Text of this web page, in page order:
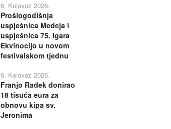
6. Kolovoz 2026.
Prošlogodišnja
uspješnica Medeja i
uspješnica 75. Igara
Ekvinocijo u novom
festivalskom tjednu
6. Kolovoz 2026.
Franjo Radek donirao
18 tisuća eura za
obnovu kipa sv.
Jeronima